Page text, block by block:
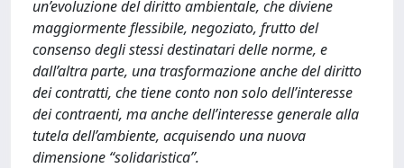
un’evoluzione del diritto ambientale, che diviene
maggiormente flessibile, negoziato, frutto del
consenso degli stessi destinatari delle norme, e
dall’altra parte, una trasformazione anche del diritto
dei contratti, che tiene conto non solo dell’interesse
dei contraenti, ma anche dell’interesse generale alla
tutela dell’ambiente, acquisendo una nuova
dimensione “solidaristica”.